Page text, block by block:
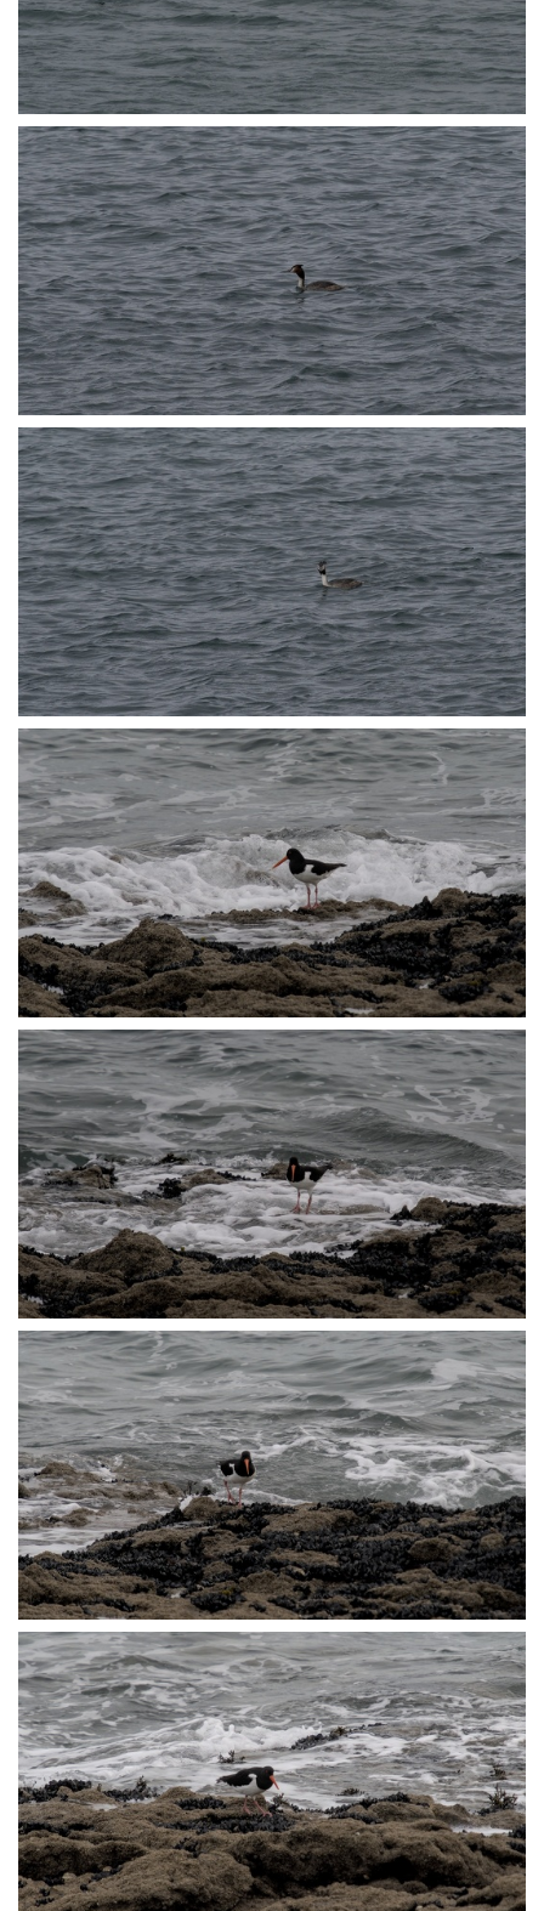
P3072515
P3072517
P3072519
P3072528
P3072532
P3072534